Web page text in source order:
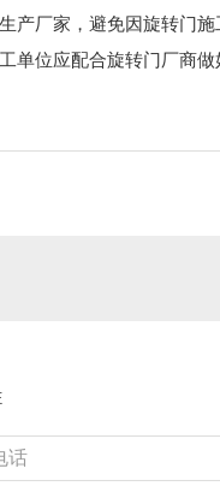
产厂家，避免因旋转门
单位应配合旋转门厂商